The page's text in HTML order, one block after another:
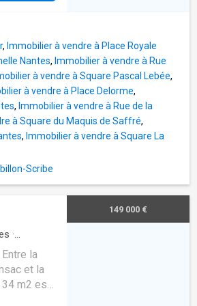
Saint-
belle
avec
salle
haut
de
et
située
, Immobilier à vendre à Place Royale
Nantes, Immobilier à vendre à Rue
à vendre à Square Pascal Lebée,
à vendre à Place Delorme,
, Immobilier à vendre à Rue de la
à Square du Maquis de Saffré,
, Immobilier à vendre à Square La
Scribe
·
Entre la
et la
m2 est
149 000 €